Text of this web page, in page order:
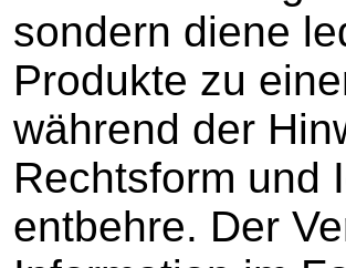
sondern diene
Produkte zu
während der
Rechtsform und
entbehre. Der